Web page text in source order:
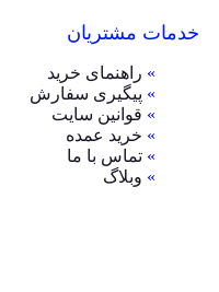
خدمات مشتریان
» راهنمای خرید
» پیگیری سفارش
» قوانین سایت
» خرید عمده
» تماس با ما
» وبلاگ